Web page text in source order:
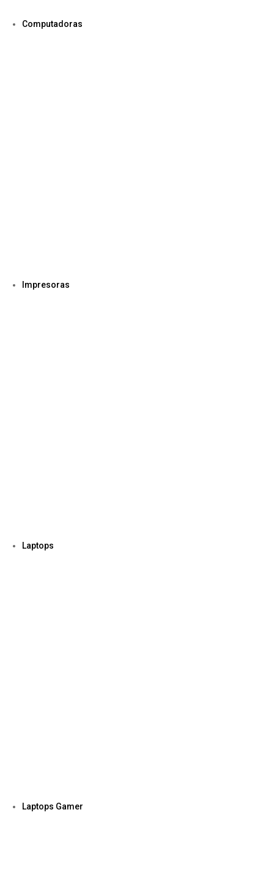
Computadoras
Impresoras
Laptops
Laptops Gamer